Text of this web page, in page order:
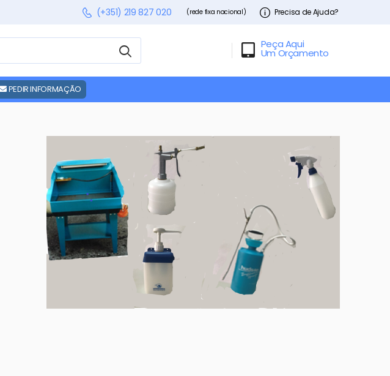
(+351) 219 827 020 (rede fixa nacional) Precisa de Ajuda?
Peça Aqui
Um Orçamento
PEDIR INFORMAÇÃO